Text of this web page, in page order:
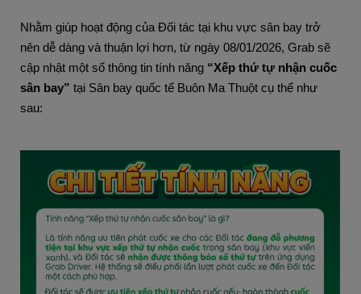
Nhằm giúp hoạt động của Đối tác tại khu vực sân bay trở
nên dễ dàng và thuận lợi hơn, từ ngày 08/01/2026, Grab sẽ
cập nhật một số thông tin tính năng “Xếp thứ tự nhận cuốc
sân bay” tại Sân bay quốc tế Buôn Ma Thuột cụ thể như
sau: